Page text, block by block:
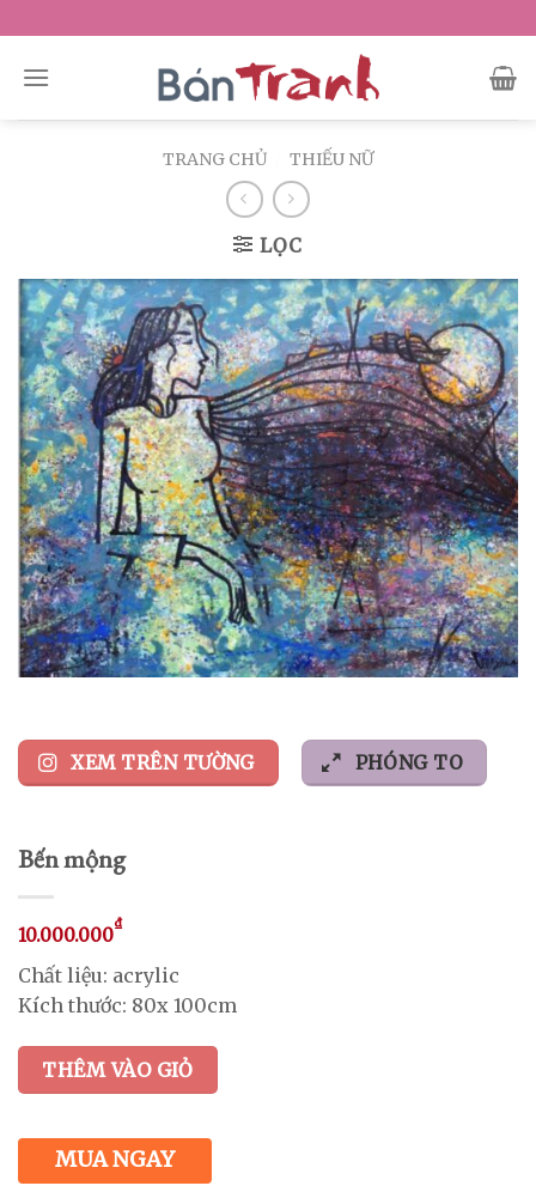
to
content
TRANG CHỦ THIẾU NỮ
LỌC
XEM TRÊN TƯỜNG PHÓNG TO
Bến mộng
10.000.000₫
Chất liệu: acrylic
Kích thước: 80x 100cm
THÊM VÀO GIỎ
MUA NGAY